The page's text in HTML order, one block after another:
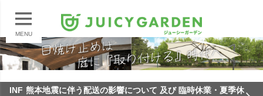
MENU
INF 熊本地震に伴う配送の影響について 及び 臨時休業・夏季休